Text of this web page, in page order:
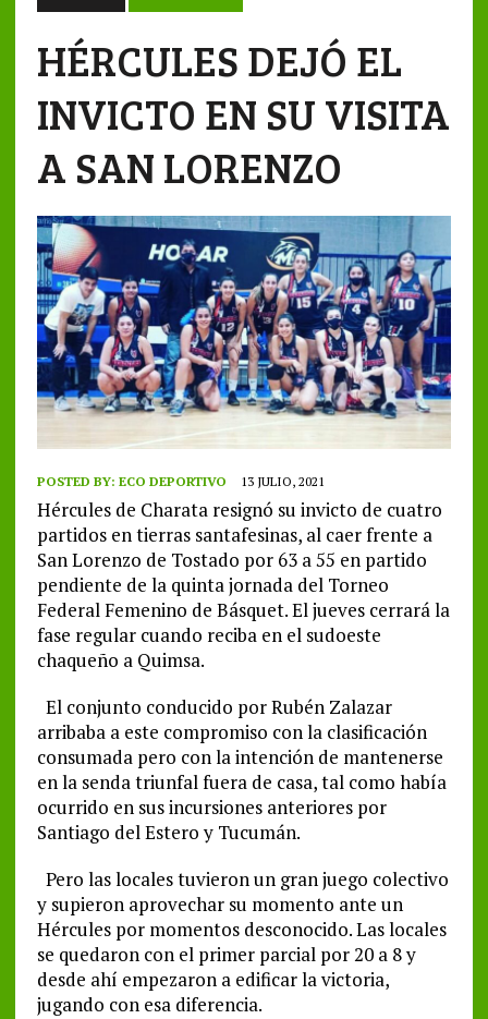
HÉRCULES DEJÓ EL
INVICTO EN SU VISITA
A SAN LORENZO
POSTED BY: ECO DEPORTIVO 13 JULIO, 2021
Hércules de Charata resignó su invicto de cuatro
partidos en tierras santafesinas, al caer frente a
San Lorenzo de Tostado por 63 a 55 en partido
pendiente de la quinta jornada del Torneo
Federal Femenino de Básquet. El jueves cerrará la
fase regular cuando reciba en el sudoeste
chaqueño a Quimsa.
El conjunto conducido por Rubén Zalazar
arribaba a este compromiso con la clasificación
consumada pero con la intención de mantenerse
en la senda triunfal fuera de casa, tal como había
ocurrido en sus incursiones anteriores por
Santiago del Estero y Tucumán.
Pero las locales tuvieron un gran juego colectivo
y supieron aprovechar su momento ante un
Hércules por momentos desconocido. Las locales
se quedaron con el primer parcial por 20 a 8 y
desde ahí empezaron a edificar la victoria,
jugando con esa diferencia.